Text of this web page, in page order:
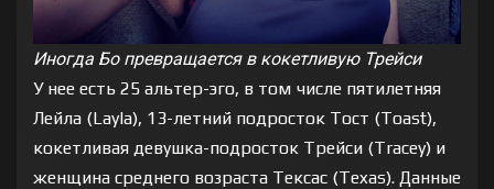
Иногда Бо превращается в кокетливую Трейси
У нее есть 25 альтер-эго, в том числе пятилетняя
Лейла (Layla), 13-летний подросток Тост (Toast),
кокетливая девушка-подросток Трейси (Tracey) и
женщина среднего возраста Тексас (Texas). Данные